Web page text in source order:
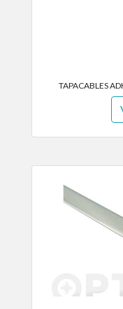
TAPACABLES